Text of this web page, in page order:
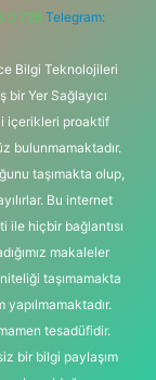
0 726 Telegram:
Bilgi Teknolojileri
bir Yer Sağlayıcı
içerikleri proaktif
bulunmamaktadır.
taşımakta olup,
Bu internet
ile hiçbir bağlantısı
makaleler
taşımamakta
tesadüfidir.
bir bilgi paylaşım